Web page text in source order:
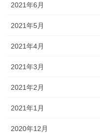
2021年6月
2021年5月
2021年4月
2021年3月
2021年2月
2021年1月
2020年12月